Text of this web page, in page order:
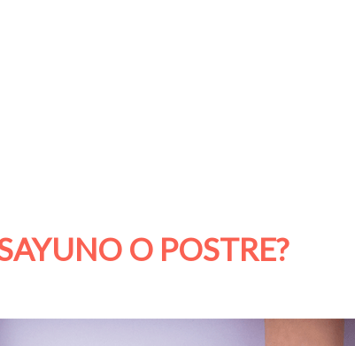
O POSTRE?